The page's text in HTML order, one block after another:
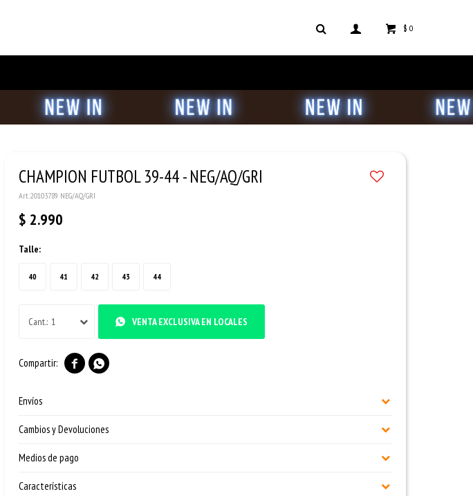
$ 0
CHAMPION FUTBOL 39-44 - NEG/AQ/GRI
20103789 NEG/AQ/GRI
$ 2.990
Talle:
40 41 42 43 44
1 VENTA EXCLUSIVA EN LOCALES
 
Envíos
Cambios y Devoluciones
Medios de pago
Características